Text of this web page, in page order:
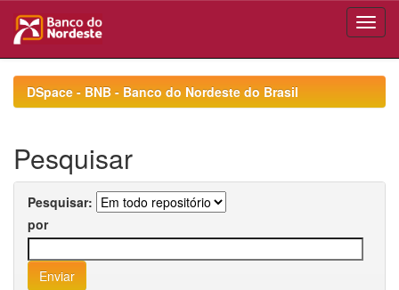
navigationDSpace - BNB - Banco do Nordeste do Brasil
Pesquisar
Pesquisar:
por